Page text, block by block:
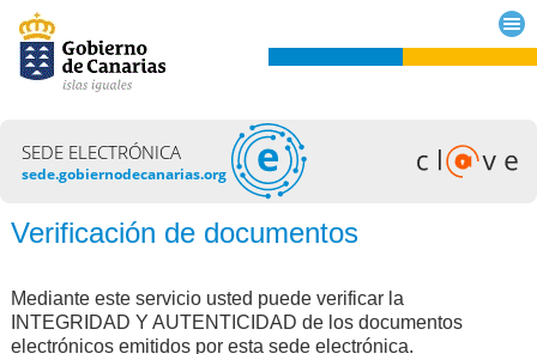
SEDE ELECTRÓNICA
sede.gobiernodecanarias.org
Verificación de documentos
Mediante este servicio usted puede verificar la
INTEGRIDAD Y AUTENTICIDAD de los documentos
electrónicos emitidos por esta sede electrónica.